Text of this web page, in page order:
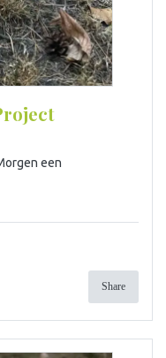
een
Share